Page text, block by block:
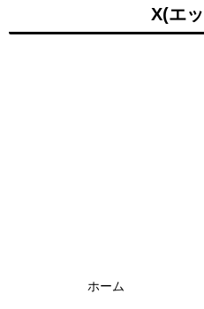
X(エ
ホーム